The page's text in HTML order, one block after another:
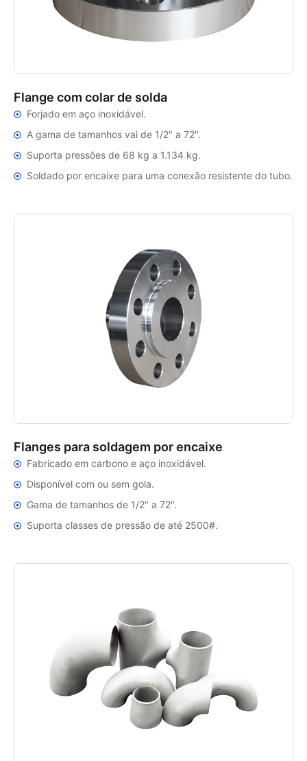
Flange com colar de solda
Forjado em aço inoxidável.
A gama de tamanhos vai de 1/2" a 72".
Suporta pressões de 68 kg a 1.134 kg.
Soldado por encaixe para uma conexão resistente do tubo.
Flanges para soldagem por encaixe
Fabricado em carbono e aço inoxidável.
Disponível com ou sem gola.
Gama de tamanhos de 1/2" a 72".
Suporta classes de pressão de até 2500#.